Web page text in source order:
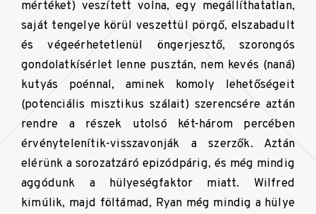
mértéket) veszített volna, egy megállíthatatlan,
saját tengelye körül veszettül pörgő, elszabadult
és végeérhetetlenül öngerjesztő, szorongós
gondolatkísérlet lenne pusztán, nem kevés (naná)
kutyás poénnal, aminek komoly lehetőségeit
(potenciális misztikus szálait) szerencsére aztán
rendre a részek utolsó két-három percében
érvénytelenítik-visszavonják a szerzők. Aztán
elérünk a sorozatzáró epizódpárig, és még mindig
aggódunk a hülyeségfaktor miatt. Wilfred
kimúlik, majd föltámad, Ryan még mindig a hülye